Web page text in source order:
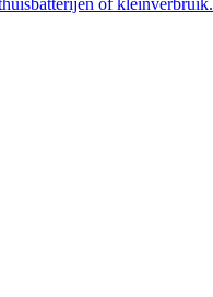
of kleinverbruik.